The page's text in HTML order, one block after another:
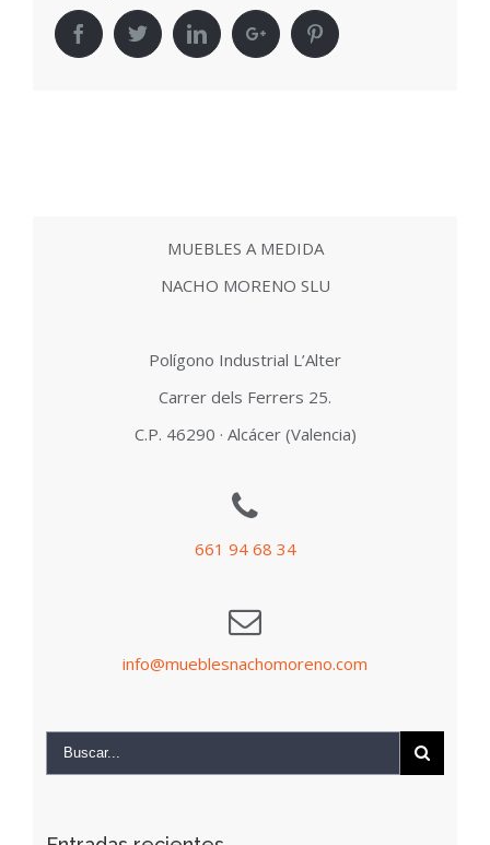
muebles-
a-
FacebookTwitterLinkedinGoogle+ Pinterest
MUEBLES A MEDIDA
NACHO MORENO SLU
Polígono Industrial L’Alter
Carrer dels Ferrers 25.
C.P. 46290 · Alcácer (Valencia)
661 94 68 34
info@mueblesnachomoreno.com